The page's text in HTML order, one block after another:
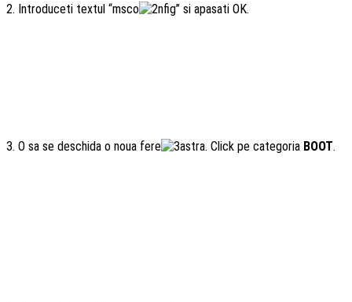
2. Introduceti textul “msco nfig” si apasati OK.
3. O sa se deschida o noua fere astra. Click pe categoria BOOT.